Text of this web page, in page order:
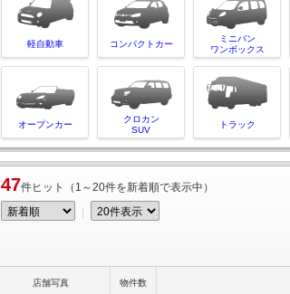
軽自動車 コンパクトカー
ミニバン
ワンボックス
オープンカー
クロカン
SUV
トラック
47件ヒット（1～20件を新着順で表示中）
｜
店舗写真 物件数